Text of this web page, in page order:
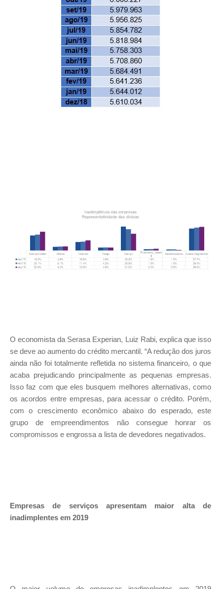
O economista da Serasa Experian, Luiz Rabi, explica que isso
se deve ao aumento do crédito mercantil. “A redução dos juros
ainda não foi totalmente refletida no sistema financeiro, o que
acaba prejudicando principalmente as pequenas empresas.
Isso faz com que eles busquem melhores alternativas, como
os acordos entre empresas, para acessar o crédito. Porém,
com o crescimento econômico abaixo do esperado, este
grupo de empreendimentos não consegue honrar os
compromissos e engrossa a lista de devedores negativados.
Empresas de serviços apresentam maior alta de
inadimplentes em 2019